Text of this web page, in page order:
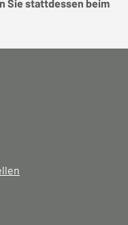
Sie stattdessen beim